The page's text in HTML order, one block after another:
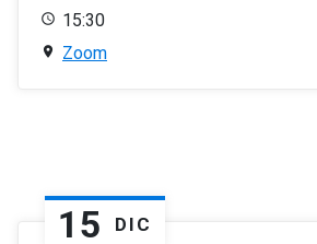
15:30
Zoom
15 DIC